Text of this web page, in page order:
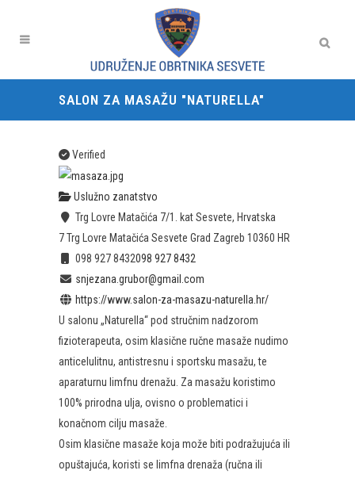
SALON ZA MASAŽU "NATURELLA"
Verified
Uslužno zanatstvo
Trg Lovre Matačića 7/1. kat Sesvete, Hrvatska
7 Trg Lovre MatačićaSesvete Grad Zagreb 10360 HR
098 927 8432098 927 8432
snjezana.grubor@gmail.com
https://www.salon-za-masazu-naturella.hr/
U salonu „Naturella“ pod stručnim nadzorom
fizioterapeuta, osim klasične ručne masaže nudimo
anticelulitnu, antistresnu i sportsku masažu, te
aparaturnu limfnu drenažu. Za masažu koristimo
100% prirodna ulja, ovisno o problematici i
konačnom cilju masaže.
Osim klasične masaže koja može biti podražujuća ili
opuštajuća, koristi se limfna drenaža (ručna ili